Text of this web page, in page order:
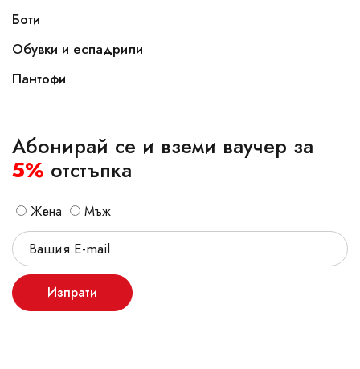
Боти
Обувки и еспадрили
Пантофи
Абонирай се и вземи ваучер за
5% отстъпка
Жена Мъж
Изпрати